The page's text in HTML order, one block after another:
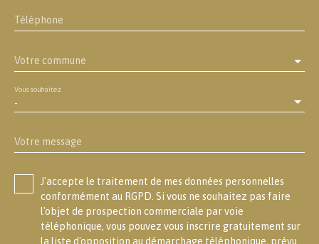
Téléphone
Votre commune
-
Vous souhaitez
Votre message
J'accepte le traitement de mes données personnelles
conformément au RGPD. Si vous ne souhaitez pas faire
l'objet de prospection commerciale par voie
téléphonique, vous pouvez vous inscrire gratuitement sur
la liste d'opposition au démarchage téléphonique, prévu